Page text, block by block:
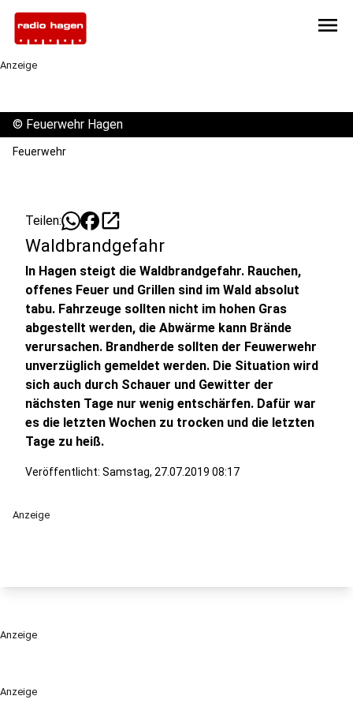
menu
Anzeige
Anzeige
© Feuerwehr Hagen
Feuerwehr
Teilen: open_in_new
Waldbrandgefahr
In Hagen steigt die Waldbrandgefahr. Rauchen,
offenes Feuer und Grillen sind im Wald absolut
tabu. Fahrzeuge sollten nicht im hohen Gras
abgestellt werden, die Abwärme kann Brände
verursachen. Brandherde sollten der Feuwerwehr
unverzüglich gemeldet werden. Die Situation wird
sich auch durch Schauer und Gewitter der
nächsten Tage nur wenig entschärfen. Dafür war
es die letzten Wochen zu trocken und die letzten
Tage zu heiß.
Veröffentlicht: Samstag, 27.07.2019 08:17
Anzeige
Anzeige